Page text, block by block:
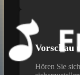
Vorschau
Hören Sie